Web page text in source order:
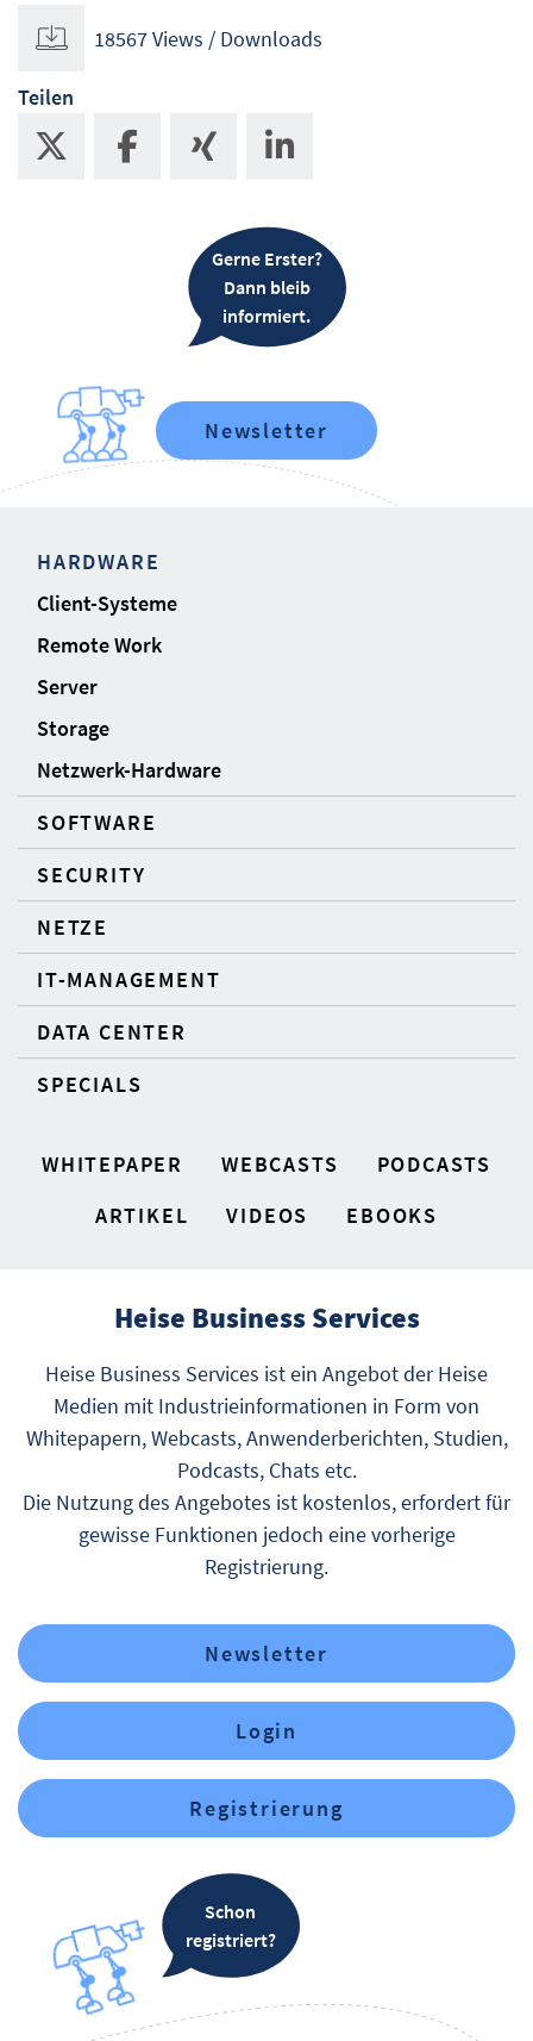
18567 Views / Downloads
Teilen
Gerne Erster?
Dann bleib
informiert.
Newsletter
HARDWARE
Client-Systeme
Remote Work
Server
Storage
Netzwerk-Hardware
SOFTWARE
SECURITY
NETZE
IT-MANAGEMENT
DATA CENTER
SPECIALS
WHITEPAPER WEBCASTS
PODCASTS
ARTIKEL
VIDEOS EBOOKS
Heise Business Services
Heise Business Services ist ein Angebot der Heise
Medien mit Industrieinformationen in Form von
Whitepapern, Webcasts, Anwenderberichten, Studien,
Podcasts, Chats etc.
Die Nutzung des Angebotes ist kostenlos, erfordert für
gewisse Funktionen jedoch eine vorherige
Registrierung.
Newsletter
Login
Registrierung
Schon
registriert?